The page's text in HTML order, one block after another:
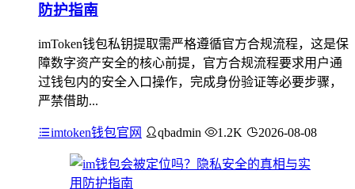
防护指南
imToken钱包私钥提取需严格遵循官方合规流程，这是保
障数字资产安全的核心前提，官方合规流程要求用户通
过钱包内的安全入口操作，完成身份验证等必要步骤，
严禁借助...
imtoken钱包官网 qbadmin 1.2K 2026-08-08